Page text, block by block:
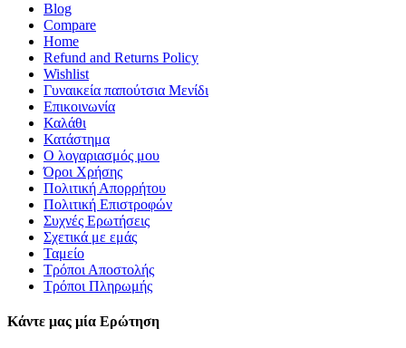
Blog
Compare
Home
Refund and Returns Policy
Wishlist
Γυναικεία παπούτσια Μενίδι
Επικοινωνία
Καλάθι
Κατάστημα
Ο λογαριασμός μου
Όροι Χρήσης
Πολιτική Απορρήτου
Πολιτική Επιστροφών
Συχνές Ερωτήσεις
Σχετικά με εμάς
Ταμείο
Τρόποι Αποστολής
Τρόποι Πληρωμής
Κάντε μας μία Ερώτηση